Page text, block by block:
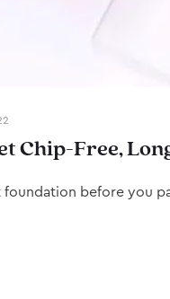
Chip-Free,
foundation before you